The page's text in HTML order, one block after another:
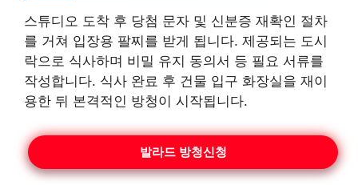
스튜디오 도착 후 당첨 문자 및 신분증 재확인 절차
를 거쳐 입장용 팔찌를 받게 됩니다. 제공되는 도시
락으로 식사하며 비밀 유지 동의서 등 필요 서류를
작성합니다. 식사 완료 후 건물 입구 화장실을 재이
용한 뒤 본격적인 방청이 시작됩니다.
발라드 방청신청